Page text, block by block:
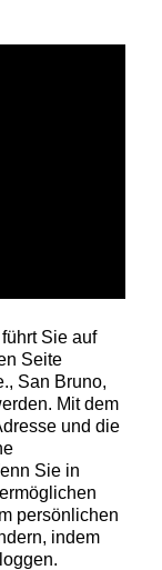
Sie auf
Seite
San Bruno,
Mit dem
und die
Sie in
persönlichen
indem